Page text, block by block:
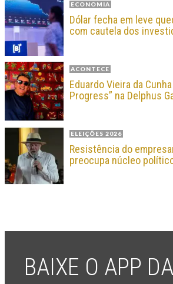
ECONOMIA
Dólar fecha em leve
com cautela dos
ACONTECE
Eduardo Vieira da
Progress” na Delphus
ELEIÇÕES 2026
Resistência do
preocupa núcleo
BAIXE O APP DA